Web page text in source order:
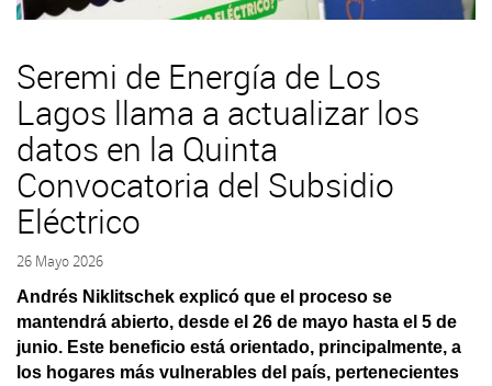
Seremi de Energía de Los
Lagos llama a actualizar los
datos en la Quinta
Convocatoria del Subsidio
Eléctrico
26 Mayo 2026
Andrés Niklitschek explicó que el proceso se
mantendrá abierto, desde el 26 de mayo hasta el 5 de
junio. Este beneficio está orientado, principalmente, a
los hogares más vulnerables del país, pertenecientes